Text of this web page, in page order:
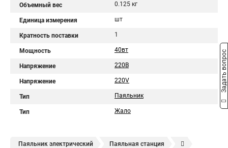
Объемный вес 0.125 кг
Единица измерения шт
Кратность поставки 1
Мощность 40вт
Напряжение 220В
Напряжение 220V
Тип Паяльник
Тип Жало
Паяльник электрический Паяльная станция
Задать вопрос